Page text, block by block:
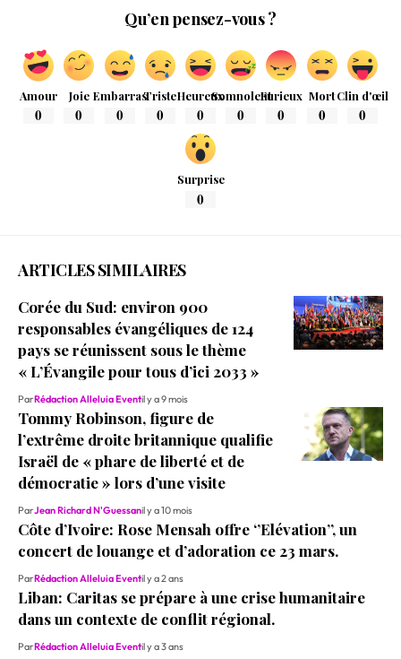
Qu’en pensez-vous ?
Amour
0
Joie
0
Embarras
0
Triste
0
Heureux
0
Somnolent
0
Furieux
0
Mort
0
Clin d'œil
0
Surprise
0
ARTICLES SIMILAIRES
Corée du Sud: environ 900
responsables évangéliques de 124
pays se réunissent sous le thème
« L’Évangile pour tous d’ici 2033 »
ParRédaction Alleluia Eventil y a 9 mois
Tommy Robinson, figure de
l’extrême droite britannique qualifie
Israël de « phare de liberté et de
démocratie » lors d’une visite
ParJean Richard N'Guessanil y a 10 mois
Côte d’Ivoire: Rose Mensah offre ‘’Elévation’’, un
concert de louange et d’adoration ce 23 mars.
ParRédaction Alleluia Eventil y a 2 ans
Liban: Caritas se prépare à une crise humanitaire
dans un contexte de conflit régional.
ParRédaction Alleluia Eventil y a 3 ans